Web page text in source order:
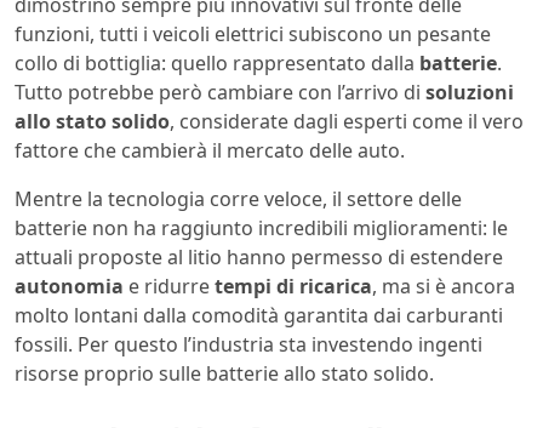
funzioni, tutti i veicoli elettrici subiscono un pesante
collo di bottiglia: quello rappresentato dalla batterie.
Tutto potrebbe però cambiare con l’arrivo di soluzioni
allo stato solido, considerate dagli esperti come il vero
fattore che cambierà il mercato delle auto.
Mentre la tecnologia corre veloce, il settore delle
batterie non ha raggiunto incredibili miglioramenti: le
attuali proposte al litio hanno permesso di estendere
autonomia e ridurretempi di ricarica, ma si è ancora
molto lontani dalla comodità garantita dai carburanti
fossili. Per questo l’industria sta investendo ingenti
risorse proprio sulle batterie allo stato solido.